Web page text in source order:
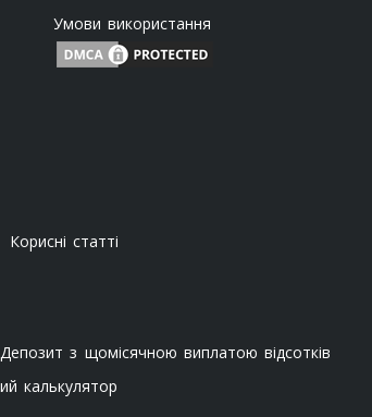
Умови використання
Корисні статті
Депозит з щомісячною виплатою відсотків
калькулятор